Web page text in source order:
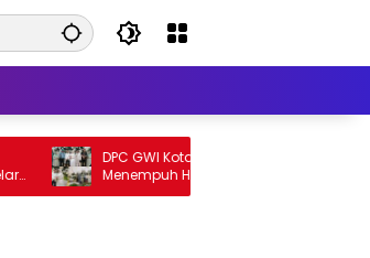
DPC GWI Kota Cilegon Ucapkan Selamat
Menempuh Hidup Baru untuk Hana Novia
dan Tuanku Ihza Kemalsya Damanik